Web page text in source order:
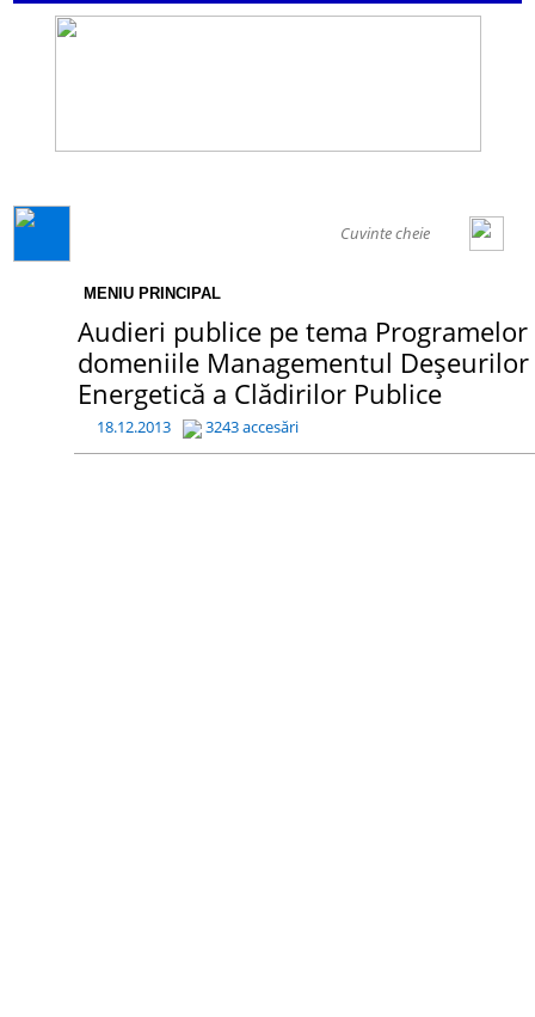
MENIU PRINCIPAL
Audieri publice pe tema
domeniile Managementul Deșeurilor
Energetică a Clădirilor Publice
18.12.2013 3243 accesări